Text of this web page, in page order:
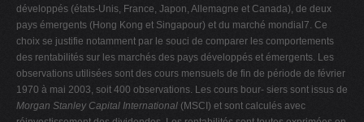
développés (états-Unis, France, Japon, Allemagne et Canada), de deux
pays émergents (Hong Kong et Singapour) et du marché mondial7. Ce
choix se justifie notamment par le souci de comparer les comportements
des rentabilités sur les marchés des pays développés et émergents. Les
observations utilisées sont des cours mensuels de fin de période de février
1970 à mai 2003, soit 400 observations. Les cours bour- siers sont issus de
Morgan Stanley Capital International (MSCI) et sont calculés avec